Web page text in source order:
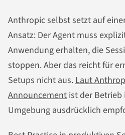
Anthropic selbst setzt auf
Ansatz: Der Agent muss
Anwendung erhalten, die
stoppen. Aber das reicht für
Setups nicht aus.Laut
Announcement ist der Betrieb
Umgebung ausdrücklich